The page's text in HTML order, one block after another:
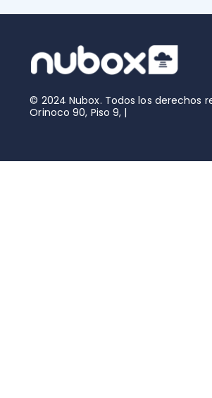
© 2024 Nubox. Todos los derechos
Orinoco 90, Piso 9, |